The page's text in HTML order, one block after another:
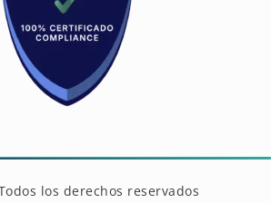
los derechos reservados